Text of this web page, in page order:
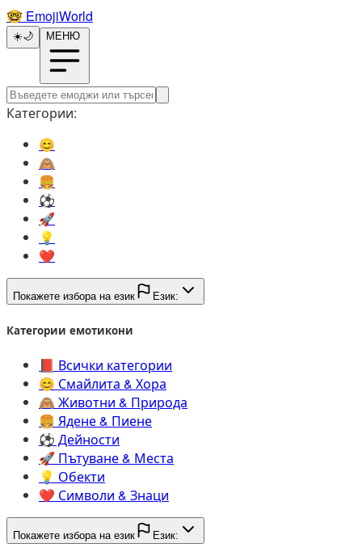
🤓️ EmojiWorld
☀️🌙 МЕНЮ
Категории:
😊️
🙈️
🍔️
⚽️
🚀️
💡️
❤️
Покажете избора на език Език:
Категории емотикони
📕️ Всички категории
😊️ Смайлита & Хора
🙈️ Животни & Природа
🍔️ Ядене & Пиене
⚽️ Дейности
🚀️ Пътуване & Места
💡️ Обекти
❤️ Символи & Знаци
Покажете избора на език Език: